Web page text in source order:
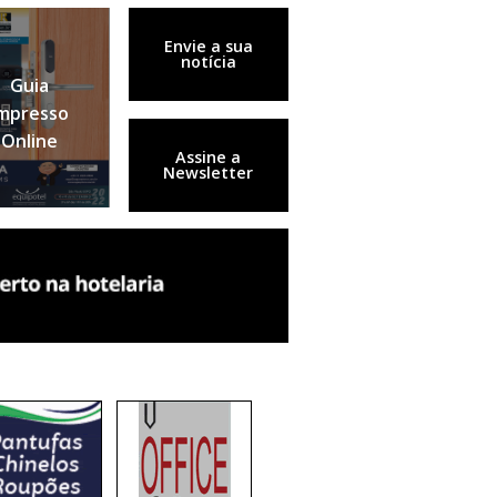
Guia
Online
Envie a sua
notícia
Assine a
Newsletter